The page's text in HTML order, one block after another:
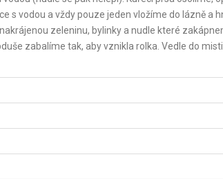
s vodou a vždy pouze jeden vložíme do lázně a
zeleninu, bylinky a nudle které
zabalíme tak, aby vznikla rolka. Vedle do